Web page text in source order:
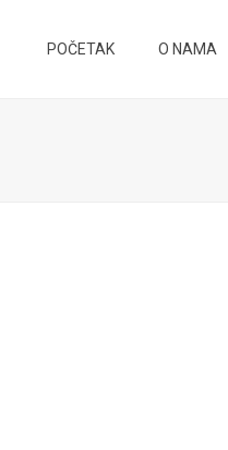
POČETAK O NAMA